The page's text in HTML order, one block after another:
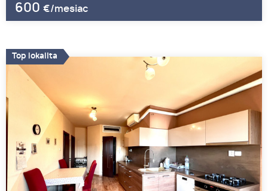
600 €/mesiac
Top lokalita